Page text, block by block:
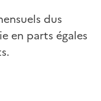
dus
en parts égales